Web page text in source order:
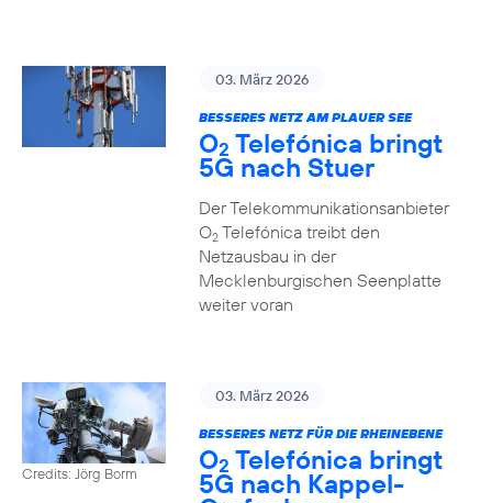
03. März 2026
BESSERES NETZ AM PLAUER SEE
O2 Telefónica bringt
5G nach Stuer
Der Telekommunikationsanbieter
O2Telefónica treibt den
Netzausbau in der
Mecklenburgischen Seenplatte
weiter voran
Credits: Jörg Borm
03. März 2026
BESSERES NETZ FÜR DIE RHEINEBENE
O2 Telefónica bringt
5G nach Kappel-